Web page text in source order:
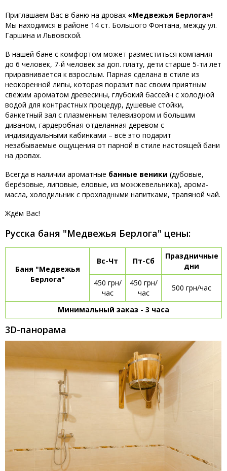
Приглашаем Вас в баню на дровах «Медвежья Берлога»!
Мы находимся в районе 14 ст. Большого Фонтана, между ул.
Гаршина и Львовской.
В нашей бане с комфортом может разместиться компания
до 6 человек, 7-й человек за доп. плату, дети старше 5-ти лет
приравнивается к взрослым. Парная сделана в стиле из
неокоренной липы, которая поразит вас своим приятным
свежим ароматом древесины, глубокий бассейн с холодной
водой для контрастных процедур, душевые стойки,
банкетный зал с плазменным телевизором и большим
диваном, гардеробная отделанная деревом с
индивидуальными кабинками – всё это подарит
незабываемые ощущения от парной в стиле настоящей бани
на дровах.
Всегда в наличии ароматные банные веники (дубовые,
берёзовые, липовые, еловые, из можжевельника), арома-
масла, холодильник с прохладными напитками, травяной чай.
Ждём Вас!
Русска баня "Медвежья Берлога" цены:
Баня "Медвежья
Берлога"
Вс-Чт Пт-Сб
Праздничные
дни
450 грн/
час
450 грн/
час
500 грн/час
Минимальный заказ - 3 часа
3D-панорама